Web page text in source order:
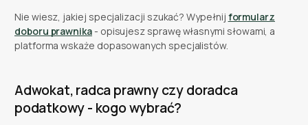
Nie wiesz, jakiej specjalizacji szukać? Wypełnij formularz
doboru prawnika- opisujesz sprawę własnymi słowami, a
platforma wskaże dopasowanych specjalistów.
Adwokat, radca prawny czy doradca
podatkowy - kogo wybrać?